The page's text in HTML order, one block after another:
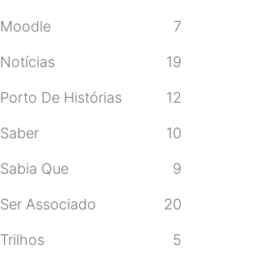
Moodle 7
Notícias 19
Porto De Histórias 12
Saber 10
Sabia Que 9
Ser Associado 20
Trilhos 5